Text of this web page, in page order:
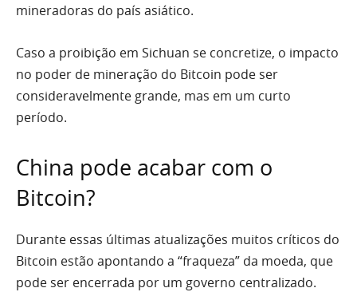
mineradoras do país asiático.
Caso a proibição em Sichuan se concretize, o impacto
no poder de mineração do Bitcoin pode ser
consideravelmente grande, mas em um curto
período.
China pode acabar com o
Bitcoin?
Durante essas últimas atualizações muitos críticos do
Bitcoin estão apontando a “fraqueza” da moeda, que
pode ser encerrada por um governo centralizado.